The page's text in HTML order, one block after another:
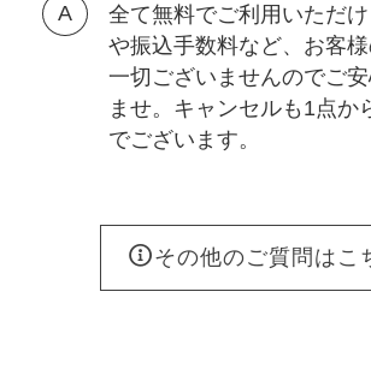
全て無料でご利用いただ
や振込手数料など、お客
一切ございませんのでご
ませ。キャンセルも1点か
でございます。
その他のご質問はこ